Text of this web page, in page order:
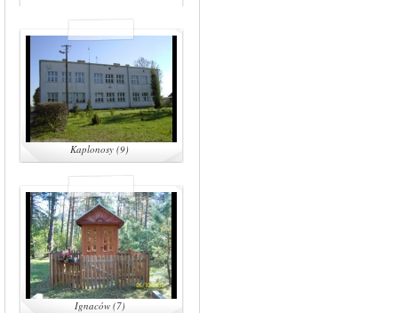
Kaplonosy (9)
Ignaców (7)